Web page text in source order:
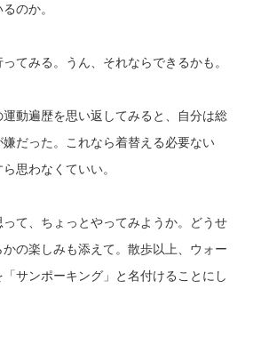
のか。
てみる。うん、それならできるかも。
動遍歴を思い返してみると、自分は総
嫌だった。これなら着替える必要ない
思わなくていい。
て、ちょっとやってみようか。どうせ
の楽しみも添えて。散歩以上、ウォー
サンポーキング」と名付けることにし